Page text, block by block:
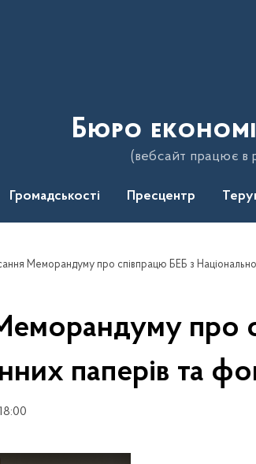
Бюро
(вебсайт працює в
Громадськості Пресцентр
Меморандуму про співпрацю БЕБ з
про
паперів та